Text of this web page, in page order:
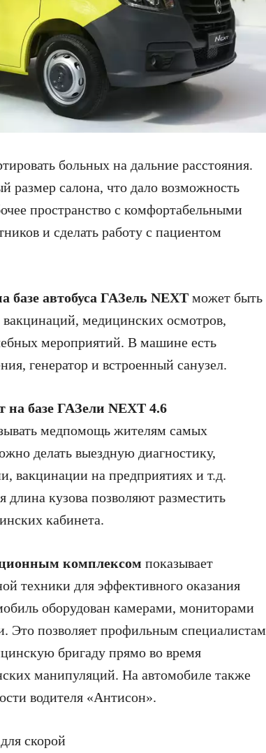
больных на дальние расстояния.
салона, что дало возможность
пространство с комфортабельными
и сделать работу с пациентом
автобуса ГАЗель NEXT может быть
медицинских осмотров,
мероприятий. В машине есть
генератор и встроенный санузел.
базе ГАЗели NEXT 4.6
медпомощь жителям самых
делать выездную диагностику,
вакцинации на предприятиях и т.д.
длина кузова позволяют разместить
кабинета.
комплексом показывает
техники для эффективного оказания
оборудован камерами, мониторами
Это позволяет профильным специалистам
бригаду прямо во время
манипуляций. На автомобиле также
водителя «Антисон».
скорой